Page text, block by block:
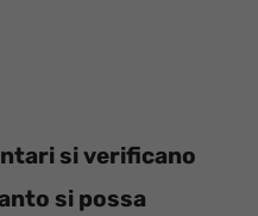
si verificano
si possa